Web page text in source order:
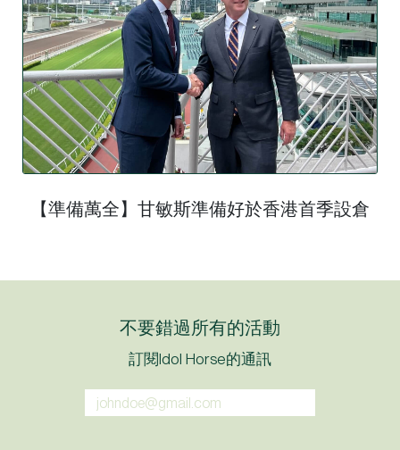
【準備萬全】甘敏斯準備好於香港首季設倉
不要錯過所有的活動
訂閱Idol Horse的通訊